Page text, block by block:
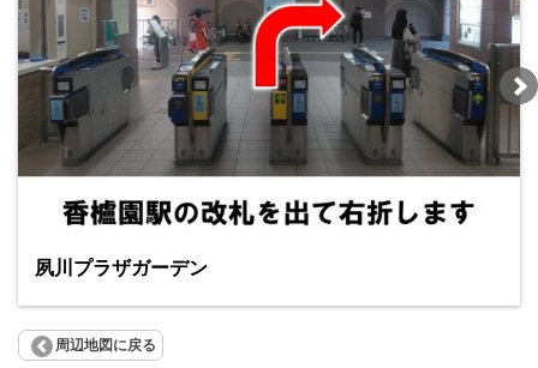
夙川プラザガーデン
周辺地図に戻る